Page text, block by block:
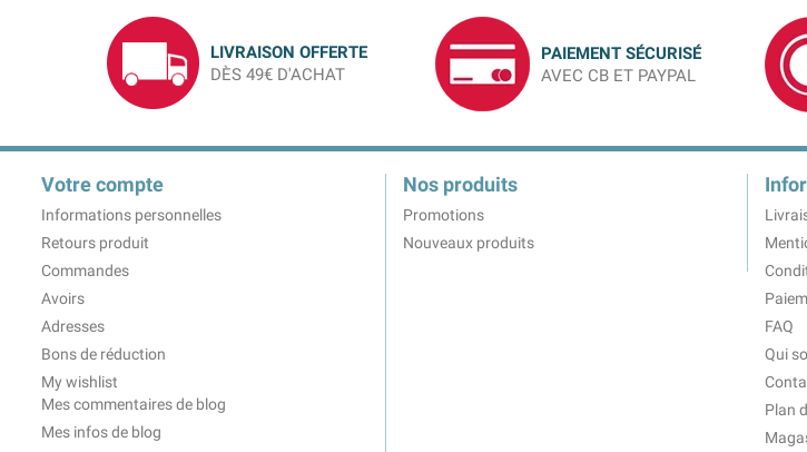
LIVRAISON OFFERTE
DÈS 49€ D'ACHAT
PAIEMENT SÉCURISÉ
AVEC CB ET PAYPAL
Votre compte
Informations personnelles
Retours produit
Commandes
Avoirs
Adresses
Bons de réduction
My wishlist
Mes commentaires de blog
Mes infos de blog
Nos produits
Promotions
Nouveaux produits
FAQ
Qui
Plan